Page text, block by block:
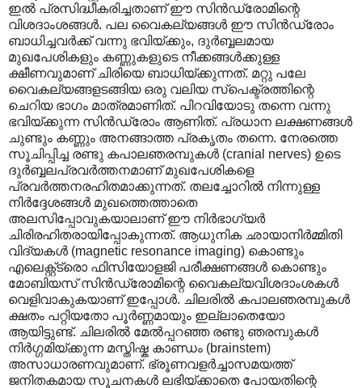
ഇൽ പ്രസിദ്ധീകരിച്ചതാണ് ഈ സിൻഡ്രോമിന്റെ
വിശദാംശങ്ങൾ. പല വൈകല്യങ്ങൾ ഈ സിൻഡ്രോം
ബാധിച്ചവർക്ക് വന്നു ഭവിയ്ക്കും, ദുർബ്ബലമായ
മുഖപേശികളും കണ്ണുകളുടെ നീക്കങ്ങൾക്കുള്ള
ക്ഷീണവുമാണ് ചിരിയെ ബാധിയ്ക്കുന്നത്. മറ്റു പലേ
വൈകല്യങ്ങളടങ്ങിയ ഒരു വലിയ സ്പെക്ട്രത്തിന്റെ
ചെറിയ ഭാഗം മാത്രമാണിത്. പിറവിയോടു തന്നെ വന്നു
ഭവിയ്ക്കുന്ന സിൻഡ്രോം ആണിത്. പ്രധാന ലക്ഷണങ്ങൾ
ചുണ്ടും കണ്ണും അനങ്ങാത്ത പ്രകൃതം തന്നെ. നേരത്തെ
സൂചിപ്പിച്ച രണ്ടു കപാലഞരമ്പുകൾ (cranial nerves) ഉടെ
ദുർബ്ബലപ്രവർത്തനമാണ് മുഖപേശികളെ
പ്രവർത്തനരഹിതമാക്കുന്നത്. തലച്ചോറിൽ നിന്നുള്ള
നിർദ്ദേശങ്ങൾ മുഖത്തെത്താതെ
അലസിപ്പോവുകയാലാണ് ഈ നിർഭാഗ്യർ
ചിരിരഹിതരായിപ്പോകുന്നത്. ആധുനിക ഛായാനിർമ്മിതി
വിദ്യകൾ (magnetic resonance imaging) കൊണ്ടും
എലെക്റ്റ്ട്രൊ ഫിസിയോളജി പരീക്ഷണങ്ങൾ കൊണ്ടും
മോബിയസ് സിൻഡ്രോമിന്റെ വൈകല്യവിശദാംശകൾ
വെളിവാകുകയാണ് ഇപ്പോൾ. ചിലരിൽ കപാലഞരമ്പുകൾ
ക്ഷതം പറ്റിയതോ പൂർണ്ണമായും ഇല്ലാതെയോ
ആയിട്ടുണ്ട്. ചിലരിൽ മേൽ‌പ്പറഞ്ഞ രണ്ടു ഞരമ്പുകൾ
നിർഗ്ഗമിയ്ക്കുന്ന മസ്തിഷ്ക കാണ്ഡം (brainstem)
അസാധാരണവുമാണ്. ഭ്രൂണവളർച്ചാസമയത്ത്
ജനിതകമായ സൂചനകൾ ലഭിയ്ക്കാതെ പോയതിന്റെ